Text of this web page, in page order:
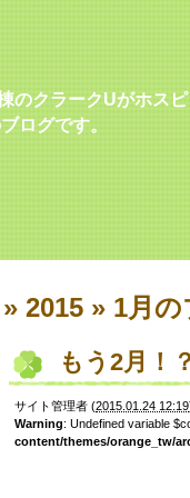
のクラークUがホスピ
ログです。
» 2015 » 1月 の
もう2月！
サイト管理者 (2015.01.24 12:19
Warning: Undefined variable
content/themes/orange_tw/